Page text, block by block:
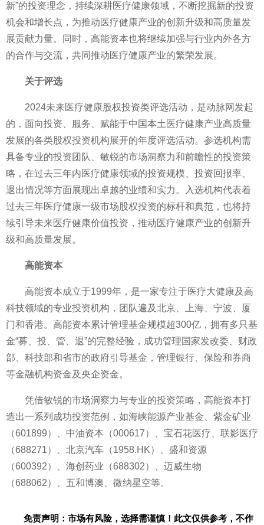
新”的投资理念，持续深耕医疗健康领域，不断挖掘新的投资
机会和增长点，为推动医疗健康产业的创新升级和高质量发
展贡献力量。同时，高能资本也将继续加强与行业内外各方
的合作与交流，共同推动医疗健康产业的繁荣发展。
关于评选
2024未来医疗健康股权投资类评选活动，是动脉网发起
的，面向投资、服务、赋能于中国本土医疗健康产业高质量
发展的各类股权投资机构展开的年度评选活动。参选机构需
具备专业的投资团队、敏锐的市场洞察力和前瞻性的投资策
略，在过去三年内医疗健康领域的投资规模、 投资回报率、
退出情况等方面展现出卓越的业绩和实力。入选机构代表着
过去三年医疗健康一级市场股权投资的标杆和典范，也将持
续引导未来医疗健康价值投资，推动医疗健康产业的创新升
级和高质量发展。
高能资本
高能资本成立于1999年，是一家专注于医疗大健康及高
科技领域的专业投资机构，团队遍及北京、上海、宁波、厦
门和香港。高能资本累计管理基金规模超300亿，拥有多只基
金“募、投、管、退”的完整经验，成功管理国家发改委、财政
部、科技部和省市的政府引导基金，管理银行、保险和券商
等金融机构资金及央企资金。
凭借敏锐的市场洞察力与专业的投资策略，高能资本打
造出一系列成功投资范例，如海峡能源产业基金、紫金矿业
（601899）、中油资本（000617）、宝石花医疗、联影医疗
（688271）、北京汽车（1958.HK）、盛和资源
（600392）、海创药业（688302）、迈威生物
（688062）、五和博澳、 微纳星空等。
免责声明：市场有风险，选择需谨慎！此文仅供参考，不作